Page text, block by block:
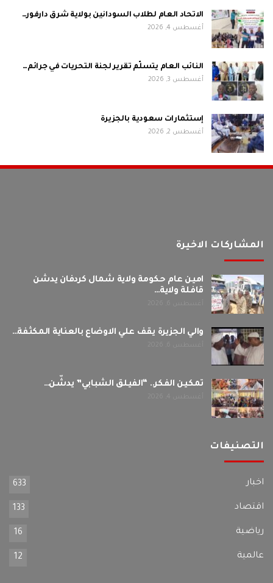
الاتحاد العام لطلاب السودانين بولاية شرق دارفور…
أغسطس 4, 2026
النائب العام يتسلّم تقرير لجنة التحريات في جرائم…
أغسطس 3, 2026
إستثمارات سعودية بالجزيرة
أغسطس 2, 2026
المشاركات الاخيرة
امين عام حكومة ولاية شمال كردفان يدشن
قافلة ولاية…
والي الجزيرة يقف علي الاوضاع بالعناية المكثفة…
تمكين الفكر.. “الفيلق الشبابي” يدشّن…
التصنيفات
اخبار 633
اقتصاد 133
رياضية 16
عالمية 12